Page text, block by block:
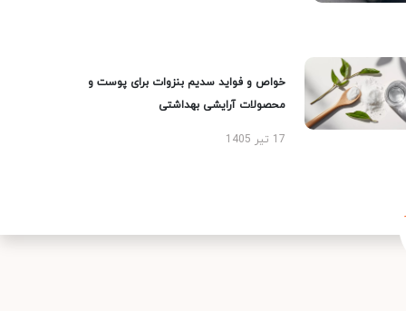
خواص و فواید سدیم بنزوات برای پوست و
محصولات آرایشی بهداشتی
17 تیر 1405